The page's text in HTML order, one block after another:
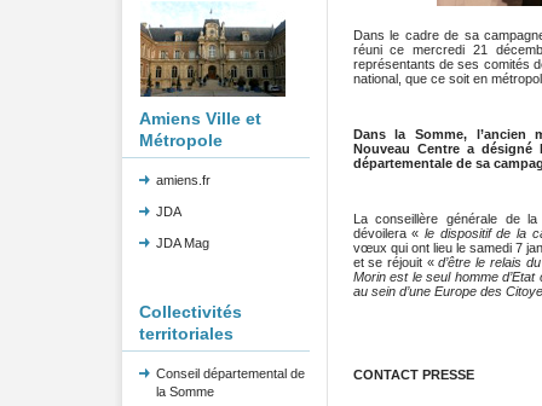
Amiens Ville et
Métropole
amiens.fr
JDA
JDA Mag
Collectivités
territoriales
Conseil départemental de
la Somme
Dans le cadre de sa
réuni ce mercredi 21
représentants de ses comités
national, que ce soit en
Dans la Somme,
Nouveau Centre a
départementale de sa
La conseillère générale de
dévoilera « le dispositif de la
vœux qui ont lieu le samedi 7
et se réjouit «d’être le relais
Morin est le seul homme
au sein d’une Europe des
CONTACT PRESSE